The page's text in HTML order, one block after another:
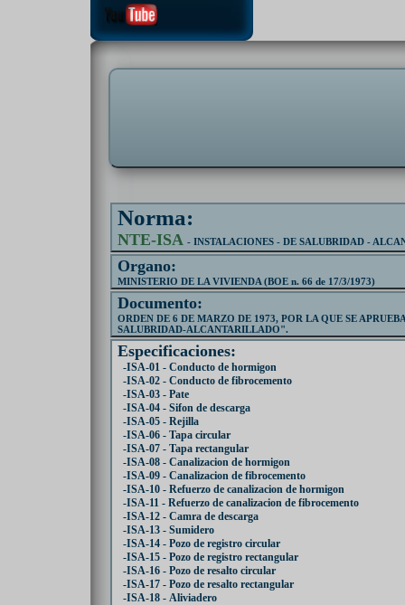
Norma:
NTE-ISA - INSTALACIONES - DE SALUBRIDAD -
Organo:
MINISTERIO DE LA VIVIENDA (BOE n. 66 de 17/3/1973)
Documento:
ORDEN DE 6 DE MARZO DE 1973, POR LA QUE SE
SALUBRIDAD-ALCANTARILLADO".
Especificaciones:
-ISA-01 - Conducto de hormigon
-ISA-02 - Conducto de fibrocemento
-ISA-03 - Pate
-ISA-04 - Sifon de descarga
-ISA-05 - Rejilla
-ISA-06 - Tapa circular
-ISA-07 - Tapa rectangular
-ISA-08 - Canalizacion de hormigon
-ISA-09 - Canalizacion de fibrocemento
-ISA-10 - Refuerzo de canalizacion de hormigon
-ISA-11 - Refuerzo de canalizacion de fibrocemento
-ISA-12 - Camra de descarga
-ISA-13 - Sumidero
-ISA-14 - Pozo de registro circular
-ISA-15 - Pozo de registro rectangular
-ISA-16 - Pozo de resalto circular
-ISA-17 - Pozo de resalto rectangular
-ISA-18 - Aliviadero